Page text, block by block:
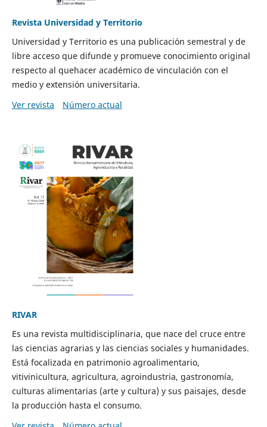
Revista Universidad y Territorio
Universidad y Territorio es una publicación semestral y de
libre acceso que difunde y promueve conocimiento original
respecto al quehacer académico de vinculación con el
medio y extensión universitaria.
Ver revista
Número actual
RIVAR
Es una revista multidisciplinaria, que nace del cruce entre
las ciencias agrarias y las ciencias sociales y humanidades.
Está focalizada en patrimonio agroalimentario,
vitivinicultura, agricultura, agroindustria, gastronomía,
culturas alimentarias (arte y cultura) y sus paisajes, desde
la producción hasta el consumo.